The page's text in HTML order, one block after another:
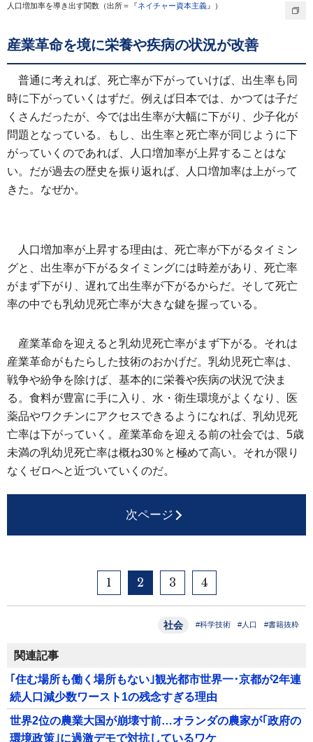
人口増加率を導き出す関数（出所＝『ネイチャー資本主義 』）
産業革命を境に栄養や疾病の状況が改善
普通に考えれば、死亡率が下がっていけば、出生率も同
時に下がっていくはずだ。例えば日本では、かつては子だ
くさんだったが、今では出生率が大幅に下がり、少子化が
問題となっている。もし、出生率と死亡率が同じように下
がっていくのであれば、人口増加率が上昇することはな
い。だが過去の歴史を振り返れば、人口増加率は上がって
きた。なぜか。
人口増加率が上昇する理由は、死亡率が下がるタイミン
グと、出生率が下がるタイミングには時差があり、死亡率
がまず下がり、遅れて出生率が下がるからだ。そして死亡
率の中でも乳幼児死亡率が大きな鍵を握っている。
産業革命を迎えると乳幼児死亡率がまず下がる。それは
産業革命がもたらした技術のおかげだ。乳幼児死亡率は、
戦争や紛争を除けば、基本的に栄養や疾病の状況で決ま
る。食料が豊富に手に入り、水・衛生環境がよくなり、医
薬品やワクチンにアクセスできるようになれば、乳幼児死
亡率は下がっていく。産業革命を迎える前の社会では、5歳
未満の乳幼児死亡率は概ね30％と極めて高い。それが限り
なくゼロへと近づいていくのだ。
次ページ
1 2 3 4
社会 #科学技術 #人口 #書籍抜粋
関連記事
｢住む場所も働く場所もない｣観光都市世界一･京都が2年連
続人口減少数ワースト1の残念すぎる理由
世界2位の農業大国が崩壊寸前…オランダの農家が｢政府の
環境政策｣に過激デモで対抗しているワケ